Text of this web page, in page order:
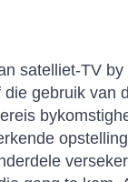
satelliet-TV
die gebruik van